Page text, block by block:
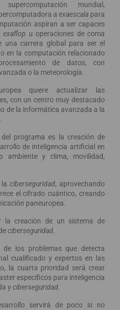
mundial,
a exaescala para
aspiran a ser capaces
exaflop u operaciones de coma
una carrera global para ser el
en la computación relacionado
de datos, con
o la meteorología.
quiere actualizar las
con un centro muy destacado
de la informática avanzada a la
programa es la creación de
de inteligencia artificial en
ambiente y clima, movilidad,
laciberseguridad, aprovechando
el cifrado cuántico, creando
paneuropea.
la creación de un sistema de
ciberseguridad.
de los problemas que detecta
cualificado y expertos en las
la cuarta prioridad será crear
específicos para inteligencia
y ciberseguridad.
servirá de poco si no